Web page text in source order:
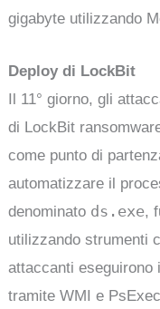
gigabyte utilizzando
Deploy di LockBit
Il 11° giorno, gli
di LockBit
come punto di
automatizzare il
denominato ds.exe,
utilizzando strumenti
attaccanti eseguirono
tramite WMI e